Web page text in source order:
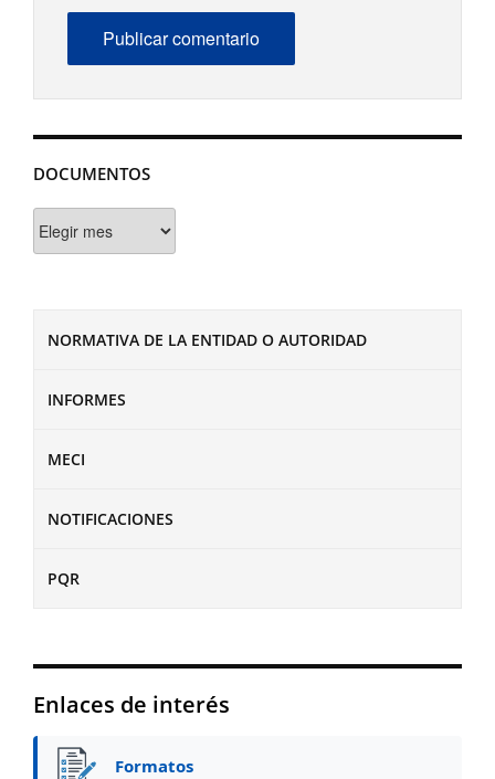
DOCUMENTOS
NORMATIVA DE LA ENTIDAD O AUTORIDAD
INFORMES
MECI
NOTIFICACIONES
PQR
Enlaces de interés
Formatos